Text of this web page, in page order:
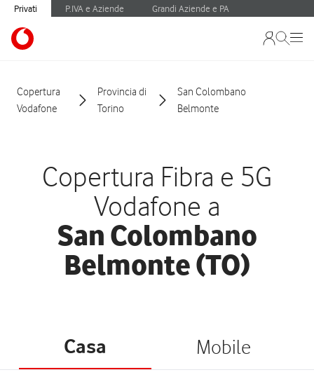
Privati P.IVA e Aziende Grandi Aziende e PA
Copertura
Vodafone
Provincia di
Torino
San Colombano
Belmonte
Copertura Fibra e 5G
Vodafone a
San Colombano
Belmonte (TO)
Casa Mobile